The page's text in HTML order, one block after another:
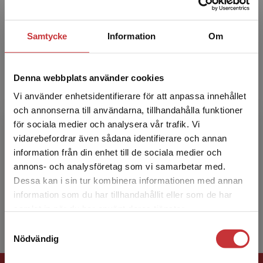
Samtycke Information Om
Denna webbplats använder cookies
Vi använder enhetsidentifierare för att anpassa innehållet
och annonserna till användarna, tillhandahålla funktioner
för sociala medier och analysera vår trafik. Vi
vidarebefordrar även sådana identifierare och annan
information från din enhet till de sociala medier och
annons- och analysföretag som vi samarbetar med.
Dessa kan i sin tur kombinera informationen med annan
information som du har tillhandahållit eller som de har
Nödvändig
Begränsad fraktregion
Det verkar som att du besöker
studentlitteratur.se via en enhet utanför Sverige.
Vi erbjuder inte leveranser utanför Sverige. För
att kunna slutföra ett köp måste
Lars Rönnbäck
Lars Rönnbäck är med.dr, professor vid
sektionen för klinisk neurovetenskap och
rehabilitering, institutionen för neurovetenskap
och fysiologi, Sah...